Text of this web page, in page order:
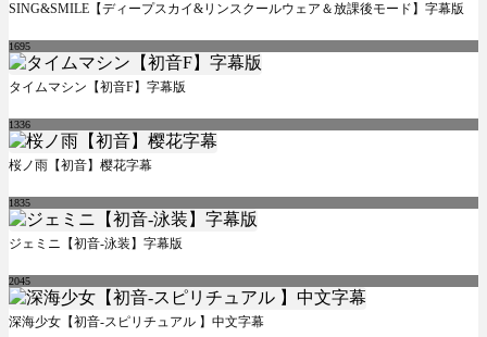
SING&SMILE【ディープスカイ&リンスクールウェア＆放課後モード】字幕版
1695
タイムマシン【初音F】字幕版
1336
桜ノ雨【初音】樱花字幕
1835
ジェミニ【初音-泳装】字幕版
2045
深海少女【初音-スピリチュアル 】中文字幕